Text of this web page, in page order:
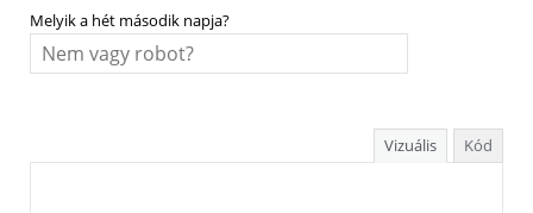
Melyik a hét második napja?
Vizuális Kód